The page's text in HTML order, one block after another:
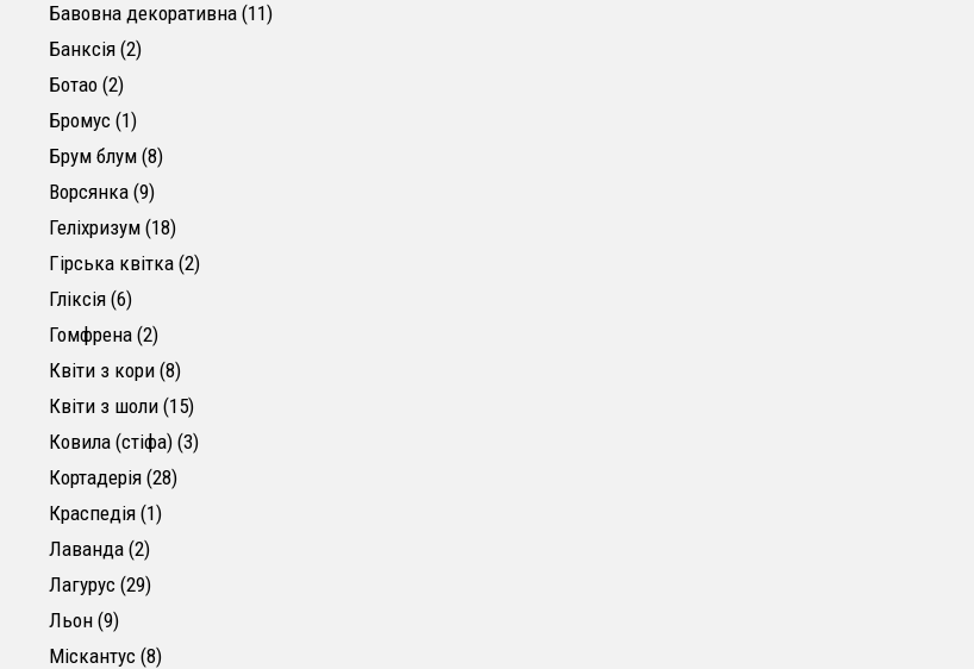
Бавовна декоративна 1111 товарів
Банксія 22 товари
Ботао 22 товари
Бромус 11 товар
Брум блум 88 товарів
Ворсянка 99 товарів
Геліхризум 1818 товарів
Гірська квітка 22 товари
Гліксія 66 товарів
Гомфрена 22 товари
Квіти з кори 88 товарів
Квіти з шоли 1515 товарів
Ковила (стіфа) 33 товари
Кортадерія 2828 товарів
Краспедія 11 товар
Лаванда 22 товари
Лагурус 2929 товарів
Льон 99 товарів
Міскантус 88 товарів